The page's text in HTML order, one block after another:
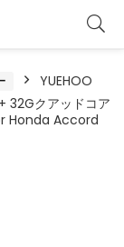
YUEHOO
32Gクアッドコア
Honda Accord